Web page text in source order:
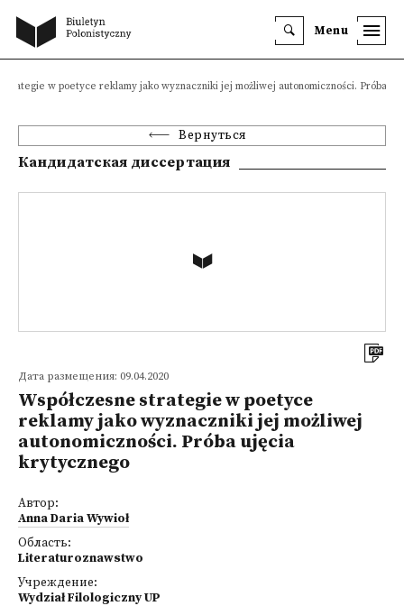
Menu
strategie w poetyce reklamy jako wyznaczniki jej możliwej autonomiczności. Próba
Вернуться
Кандидатская диссертация
Дата размещения: 09.04.2020
Współczesne strategie w poetyce
reklamy jako wyznaczniki jej możliwej
autonomiczności. Próba ujęcia
krytycznego
Автор:
Anna Daria Wywioł
Область:
Literaturoznawstwo
Учреждение:
Wydział Filologiczny UP